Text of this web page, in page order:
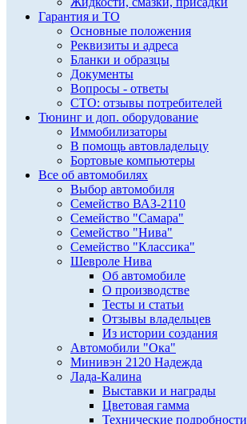
Гарантия и ТО
Основные положения
Реквизиты и адреса
Бланки и образцы
Документы
Вопросы - ответы
СТО: отзывы потребителей
Тюнинг и доп. оборудование
Иммобилизаторы
В помощь автовладельцу
Бортовые компьютеры
Все об автомобилях
Выбор автомобиля
Семейство ВАЗ-2110
Семейство "Самара"
Семейство "Нива"
Семейство "Классика"
Шевроле Нива
Об автомобиле
О производстве
Тесты и статьи
Отзывы владельцев
Из истории создания
Автомобили "Ока"
Минивэн 2120 Надежда
Лада-Калина
Выставки и награды
Цветовая гамма
Технические подробности